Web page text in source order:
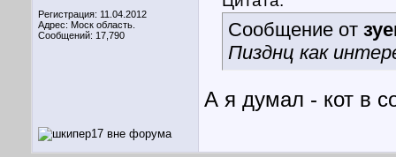
Регистрация: 11.04.2012
Адрес: Моск область.
Сообщений: 17,790
Сообщение от
Пизднц как
А я думал - кот в